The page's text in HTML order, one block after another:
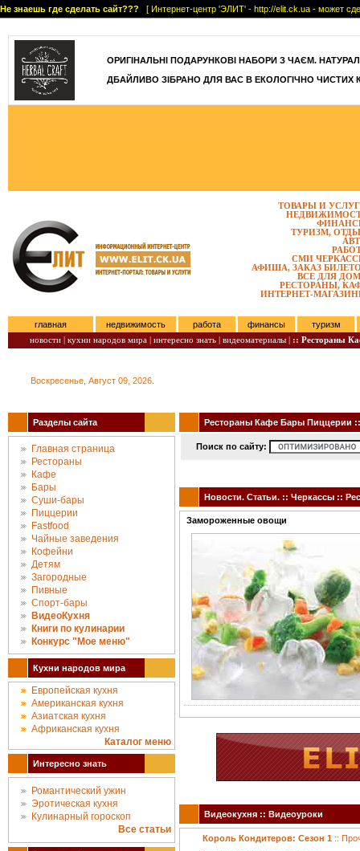
Не знаешь где сделать сайт??? [ Интернет-центр 'ЭЛИТ' - http://elit.ck.ua - может
]
ОРИГІНАЛЬНІ ПОДАРУНКОВІ НАБОРИ З ЧАЄМ.
ДБАЙЛИВО ЗІБРАНО ДЛЯ ВАС В ЕКОЛОГІЧНО ЧИСТИХ
ТОВАРЫ И
ТУРИЗМ,
СМИ
АФИША, ЗАКАЗ
ВСЕ ДЛЯ
РЕСТОРАНЫ,
ИНТЕРНЕТ-
главная недвижимость работа финансы
туризм
новости | кухни народов мира | интересно знать | видеоматериалы | :: Рестораны
Воскресенье, Август 09, 2026.
Разделы сайта
Главная страница
Рестораны
Кафе
Бары
Суши-бары
Пиццерии
Fastfood
Чайные заведения
Кофейни
Детям
Загородные
Пивные
Спорт-бары
ВидеоКухня
Книги по кулинарии
Конкурc "Мое меню"
Кухни народов мира
Европейская кухня
Американская кухня
Азиатская кухня
Африканская кухня
Каталог меню
Интересно знать
Романтический ужин
Эротическая кухня
Кулинарный гороскоп
Все статьи
Рестораны Кафе Бары Пиццерии ::
Поиск по сайту:
Новости. Статьи. :: Черкассы ::
Замороженные овощи
Видеокухня :: Видеоуроки
Король Кондитеров: Сезон 1 ::